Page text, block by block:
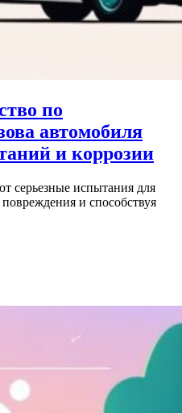
по
автомобиля
и коррозии
серьезные испытания для
и способствуя